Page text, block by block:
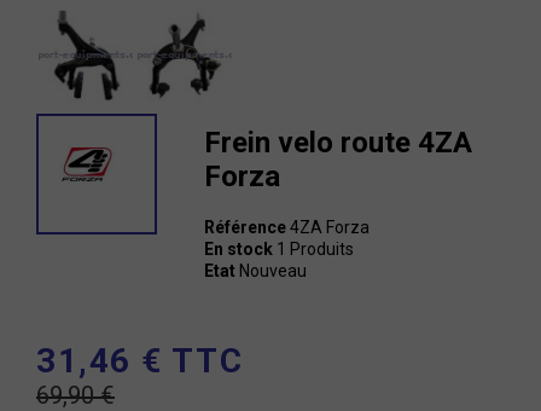
Frein velo route 4ZA
Forza
Référence4ZA Forza
En stock 1 Produits
Etat Nouveau
31,46 € TTC
69,90 €